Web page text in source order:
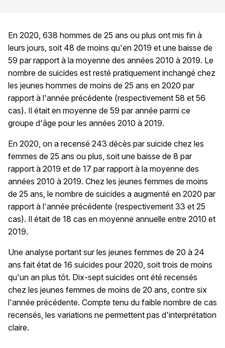
En 2020, 638 hommes de 25 ans ou plus ont mis fin à
leurs jours, soit 48 de moins qu'en 2019 et une baisse de
59 par rapport à la moyenne des années 2010 à 2019. Le
nombre de suicides est resté pratiquement inchangé chez
les jeunes hommes de moins de 25 ans en 2020 par
rapport à l'année précédente (respectivement 58 et 56
cas). Il était en moyenne de 59 par année parmi ce
groupe d'âge pour les années 2010 à 2019.
En 2020, on a recensé 243 décès par suicide chez les
femmes de 25 ans ou plus, soit une baisse de 8 par
rapport à 2019 et de 17 par rapport à la moyenne des
années 2010 à 2019. Chez les jeunes femmes de moins
de 25 ans, le nombre de suicides a augmenté en 2020 par
rapport à l'année précédente (respectivement 33 et 25
cas). Il était de 18 cas en moyenne annuelle entre 2010 et
2019.
Une analyse portant sur les jeunes femmes de 20 à 24
ans fait état de 16 suicides pour 2020, soit trois de moins
qu'un an plus tôt. Dix-sept suicides ont été recensés
chez les jeunes femmes de moins de 20 ans, contre six
l'année précédente. Compte tenu du faible nombre de cas
recensés, les variations ne permettent pas d'interprétation
claire.